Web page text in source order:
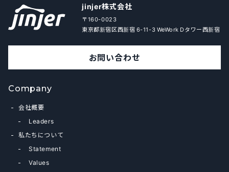
jinjer株式会社
〒160-0023
東京都新宿区西新宿 6-11-3 WeWork Dタワー西新宿
お問い合わせ
Company
会社概要
Leaders
私たちについて
Statement
Values